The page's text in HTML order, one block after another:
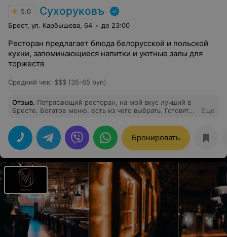
5.0 Сухоруковъ
Брест, ул. Карбышева, 64 до 23:00
Ресторан предлагает блюда белорусской и польской
кухни, запоминающиеся напитки и уютные залы для
торжеств
Средний чек: $$$ (35-65 byn)
Отзыв. Потрясающий ресторан, на мой вкус лучший в
Бресте. Богатое меню, есть из чего выбрать. Готовят
поменьше, ребер там хотелось бы побольше).
Вкуснейшее пиво на кране, потрясающие настойки.
Очень приятное обслуживание и атмосфера. Не
дёшево, но тут оно действительно того стоит. Вообще
не к чему придраться, очень понравилось.
Еще
Бронировать